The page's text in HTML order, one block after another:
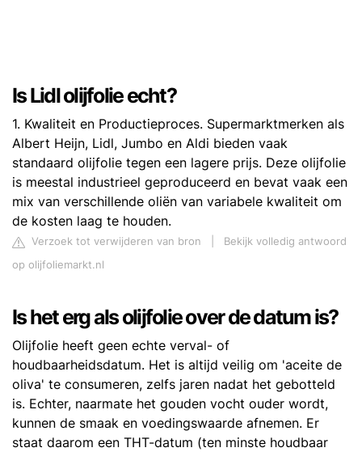
Is Lidl olijfolie echt?
1. Kwaliteit en Productieproces. Supermarktmerken als
Albert Heijn, Lidl, Jumbo en Aldi bieden vaak
standaard olijfolie tegen een lagere prijs. Deze olijfolie
is meestal industrieel geproduceerd en bevat vaak een
mix van verschillende oliën van variabele kwaliteit om
de kosten laag te houden.
Verzoek tot verwijderen van bron
Bekijk volledig antwoord
op olijfoliemarkt.nl
Is het erg als olijfolie over de datum is?
Olijfolie heeft geen echte verval- of
houdbaarheidsdatum. Het is altijd veilig om 'aceite de
oliva' te consumeren, zelfs jaren nadat het gebotteld
is. Echter, naarmate het gouden vocht ouder wordt,
kunnen de smaak en voedingswaarde afnemen. Er
staat daarom een THT-datum (ten minste houdbaar